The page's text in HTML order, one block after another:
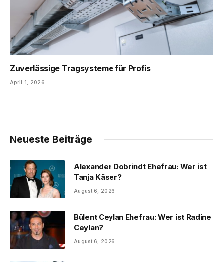
Zuverlässige Tragsysteme für Profis
April 1, 2026
Neueste Beiträge
Alexander Dobrindt Ehefrau: Wer ist
Tanja Käser?
August 6, 2026
Bülent Ceylan Ehefrau: Wer ist Radine
Ceylan?
August 6, 2026